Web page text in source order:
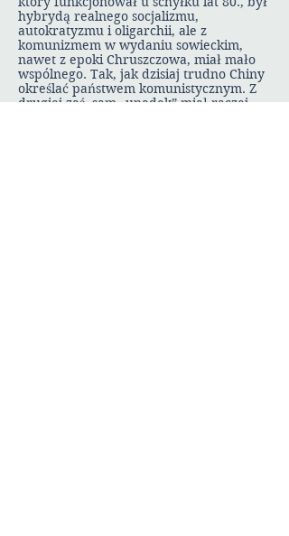
hybrydą realnego socjalizmu,
autokratyzmu i oligarchii, ale z
komunizmem w wydaniu sowieckim,
nawet z epoki Chruszczowa, miał mało
wspólnego. Tak, jak dzisiaj trudno Chiny
określać państwem komunistycznym. Z
drugiej zaś, sam „upadek” miał raczej